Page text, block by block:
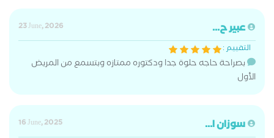
عبير ح...
23 June, 2026
التقييم :
بصراحة حاجه حلوة جدا ودكتوره ممتازه وبتسمع من المريض
الأول
سوزان ا...
16 June, 2025